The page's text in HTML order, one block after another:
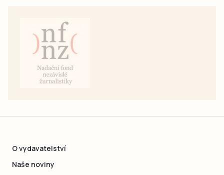
O vydavatelství
Naše noviny